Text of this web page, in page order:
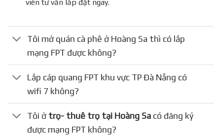
viên tư vấn lắp đặt ngay.
Tôi mở quán cà phê ở Hoàng Sa thì có lắp
mạng FPT được không?
Lắp cáp quang FPT khu vực TP Đà Nẵng có
wifi 7 không?
Tôi ở trọ- thuê trọ tại Hoàng Sa có đăng ký
được mạng FPT không?